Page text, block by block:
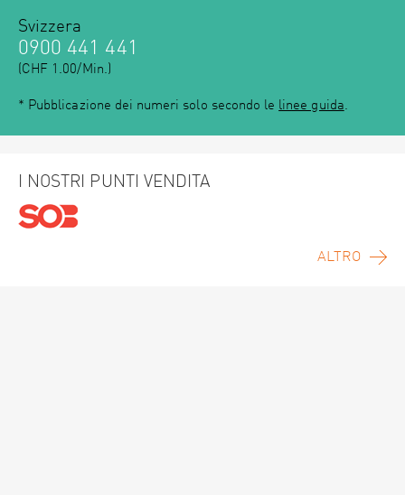
Svizzera
0900 441 441
(CHF 1.00/Min.)
* Pubblicazione dei numeri solo secondo le linee guida.
I NOSTRI PUNTI VENDITA
ALTRO